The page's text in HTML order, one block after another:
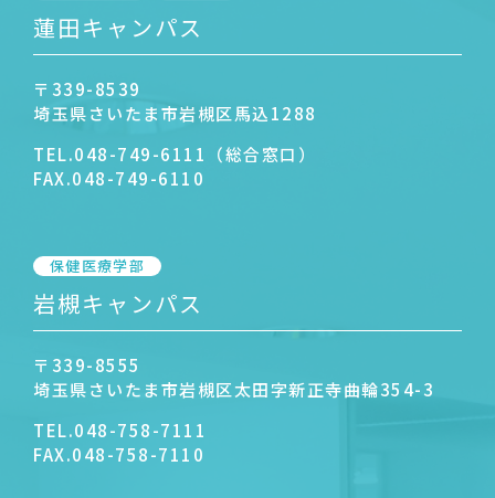
蓮田キャンパス
〒339-8539
埼玉県さいたま市岩槻区馬込1288
TEL.048-749-6111（総合窓口）
FAX.048-749-6110
保健医療学部
岩槻キャンパス
〒339-8555
埼玉県さいたま市岩槻区太田字新正寺曲輪354-3
TEL.048-758-7111
FAX.048-758-7110